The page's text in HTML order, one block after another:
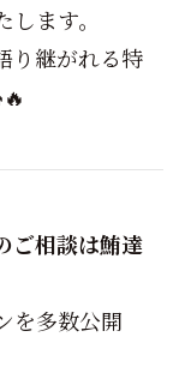
ます。
り継がれる特
ご相談は鮪達
を多数公開